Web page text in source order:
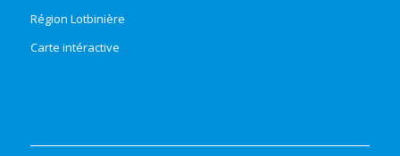
Région Lotbinière
Carte intéractive